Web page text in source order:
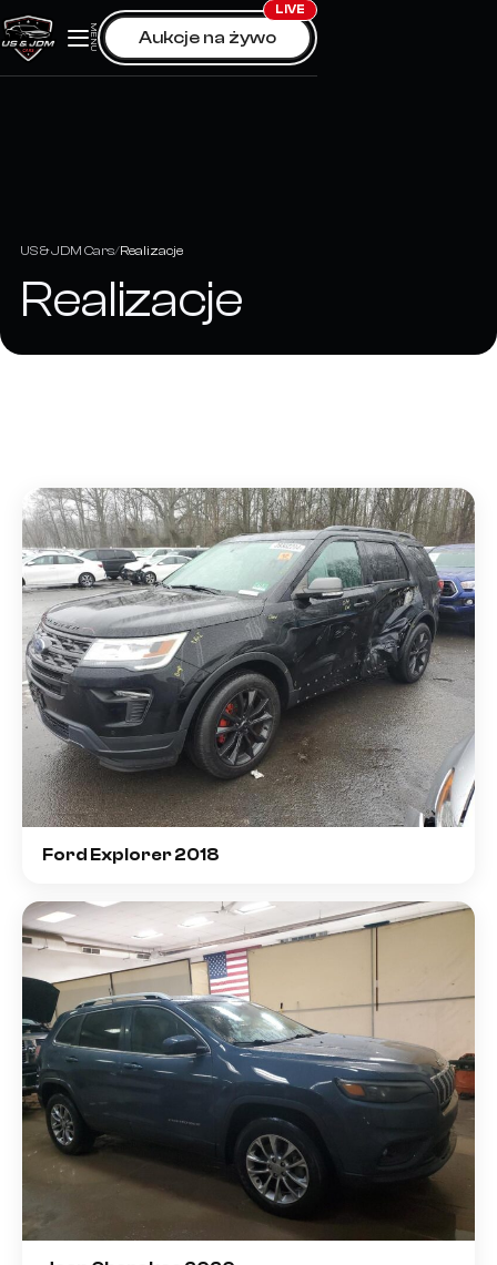
Skip
to
content
MENU Aukcje na żywo
LIVE
US & JDM Cars Realizacje
Realizacje
Ford Explorer 2018